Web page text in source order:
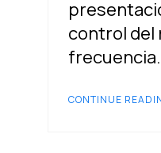
control del
CONTINUE